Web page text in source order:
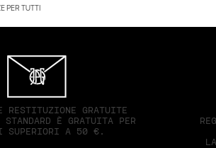
PER TUTTI
RESTITUZIONE GRATUITE
STANDARD È GRATUITA PER
SUPERIORI A 50 €.